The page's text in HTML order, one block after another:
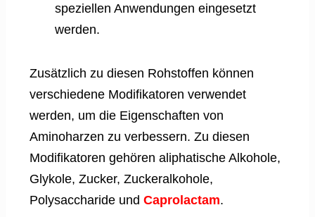
speziellen Anwendungen eingesetzt
werden.
Zusätzlich zu diesen Rohstoffen können
verschiedene Modifikatoren verwendet
werden, um die Eigenschaften von
Aminoharzen zu verbessern. Zu diesen
Modifikatoren gehören aliphatische Alkohole,
Glykole, Zucker, Zuckeralkohole,
Polysaccharide und Caprolactam.